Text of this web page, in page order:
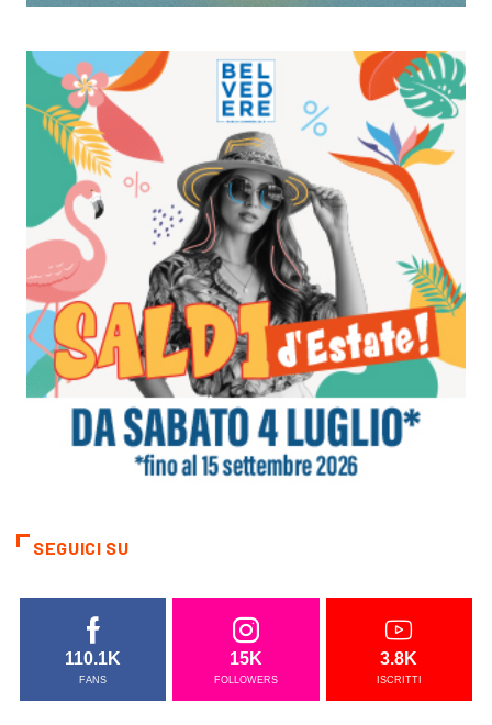
SEGUICI SU
110.1K
FANS
15K
FOLLOWERS
3.8K
ISCRITTI